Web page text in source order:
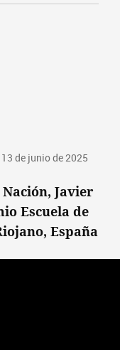
de junio de 2025
Javier
Escuela de
España